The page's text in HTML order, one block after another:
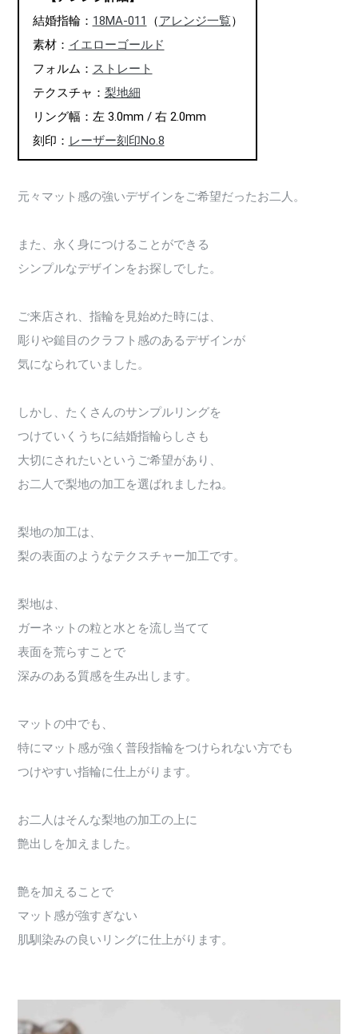
結婚指輪： 18MA-011 （アレンジ一覧）
素材： イエローゴールド
フォルム： ストレート
テクスチャ： 梨地細
リング幅：左 3.0mm / 右 2.0mm
刻印： レーザー刻印No.8
元々マット感の強いデザインをご希望だったお二人。
また、永く身につけることができる
シンプルなデザインをお探しでした。
ご来店され、指輪を見始めた時には、
彫りや鎚目のクラフト感のあるデザインが
気になられていました。
しかし、たくさんのサンプルリングを
つけていくうちに結婚指輪らしさも
大切にされたいというご希望があり、
お二人で梨地の加工を選ばれましたね。
梨地の加工は、
梨の表面のようなテクスチャー加工です。
梨地は、
ガーネットの粒と水とを流し当てて
表面を荒らすことで
深みのある質感を生み出します。
マットの中でも、
特にマット感が強く普段指輪をつけられない方でも
つけやすい指輪に仕上がります。
お二人はそんな梨地の加工の上に
艶出しを加えました。
艶を加えることで
マット感が強すぎない
肌馴染みの良いリングに仕上がります。